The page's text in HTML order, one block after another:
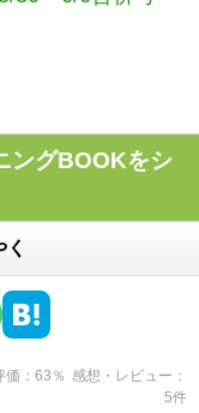
ングBOOKをシ
価 63 ％ 感想・レビュー
5件